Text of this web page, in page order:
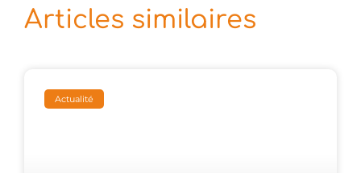
Articles similaires
Actualité